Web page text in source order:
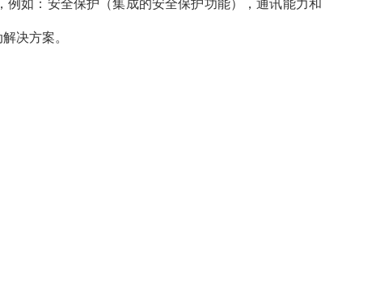
如：安全保护（集成的安全保护功能），通讯能力和
决方案。